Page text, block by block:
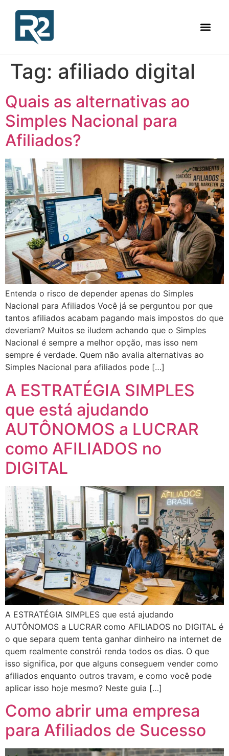
Tag: afiliado digital
Quais as alternativas ao
Simples Nacional para
Afiliados?
Entenda o risco de depender apenas do Simples
Nacional para Afiliados Você já se perguntou por que
tantos afiliados acabam pagando mais impostos do que
deveriam? Muitos se iludem achando que o Simples
Nacional é sempre a melhor opção, mas isso nem
sempre é verdade. Quem não avalia alternativas ao
Simples Nacional para afiliados pode […]
A ESTRATÉGIA SIMPLES
que está ajudando
AUTÔNOMOS a LUCRAR
como AFILIADOS no
DIGITAL
A ESTRATÉGIA SIMPLES que está ajudando
AUTÔNOMOS a LUCRAR como AFILIADOS no DIGITAL é
o que separa quem tenta ganhar dinheiro na internet de
quem realmente constrói renda todos os dias. O que
isso significa, por que alguns conseguem vender como
afiliados enquanto outros travam, e como você pode
aplicar isso hoje mesmo? Neste guia […]
Como abrir uma empresa
para Afiliados de Sucesso